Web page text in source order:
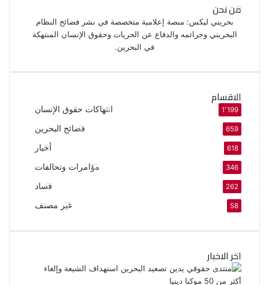
من نحن
بحريني ليكس: منصة إعلامية متخصصة في نشر فضائح النظام
البحريني وجرائمه والدفاع عن الحريات وحقوق الإنسان المنتهكة
في البحرين.
الاقسام
انتهاكات حقوق الإنسان 1٬199
فضائح البحرين 659
أخبار 618
مؤامرات وتحالفات 346
فساد 262
غير مصنف 58
اخر الاخبار